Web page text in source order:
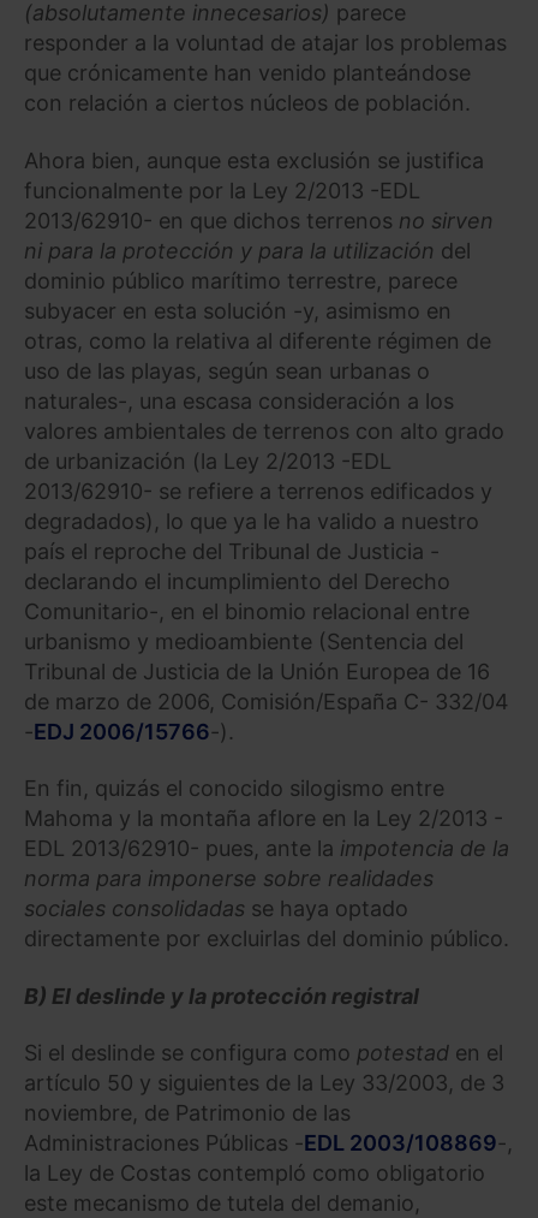
(absolutamente innecesarios) parece
responder a la voluntad de atajar los problemas
que crónicamente han venido planteándose
con relación a ciertos núcleos de población.
Ahora bien, aunque esta exclusión se justifica
funcionalmente por la Ley 2/2013 -EDL
2013/62910- en que dichos terrenos no sirven
ni para la protección y para la utilización del
dominio público marítimo terrestre, parece
subyacer en esta solución -y, asimismo en
otras, como la relativa al diferente régimen de
uso de las playas, según sean urbanas o
naturales-, una escasa consideración a los
valores ambientales de terrenos con alto grado
de urbanización (la Ley 2/2013 -EDL
2013/62910- se refiere a terrenos edificados y
degradados), lo que ya le ha valido a nuestro
país el reproche del Tribunal de Justicia -
declarando el incumplimiento del Derecho
Comunitario-, en el binomio relacional entre
urbanismo y medioambiente (Sentencia del
Tribunal de Justicia de la Unión Europea de 16
de marzo de 2006, Comisión/España C- 332/04
-EDJ 2006/15766-).
En fin, quizás el conocido silogismo entre
Mahoma y la montaña aflore en la Ley 2/2013 -
EDL 2013/62910- pues, ante la impotencia de la
norma para imponerse sobre realidades
sociales consolidadas se haya optado
directamente por excluirlas del dominio público.
B) El deslinde y la protección registral
Si el deslinde se configura como potestad en el
artículo 50 y siguientes de la Ley 33/2003, de 3
noviembre, de Patrimonio de las
Administraciones Públicas -EDL 2003/108869-,
la Ley de Costas contempló como obligatorio
este mecanismo de tutela del demanio,